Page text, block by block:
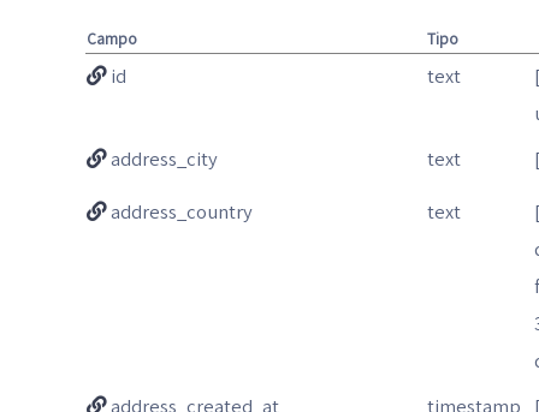
Campo Tipo
id text
address_city
text
address_country
text
address_created_at
timestamp